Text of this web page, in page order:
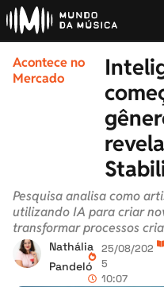
Acontece no
Mercado
Pesquisa analisa como
utilizando IA para criar
transformar processos
Nathália
Pandeló
25/08/202
5
10:07